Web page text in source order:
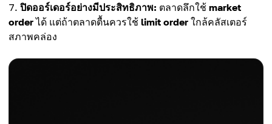
ปิดออร์เดอร์อย่างมีประสิทธิภาพ: ตลาดลึกใช้ market
orderได้ แต่ถ้าตลาดตื้นควรใช้ limit order ใกล้คลัสเตอร์
สภาพคล่อง